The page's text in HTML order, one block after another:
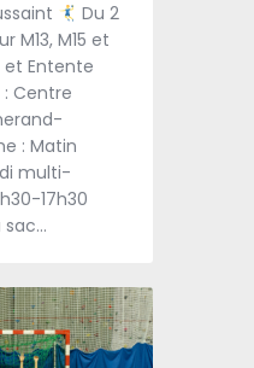
Du 2
M13, M15 et
et Entente
: Centre
: Matin
multi-
17h30
sac…